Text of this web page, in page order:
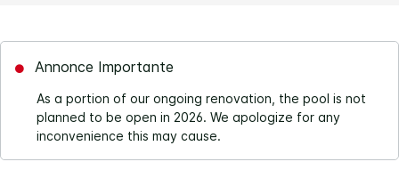
Annonce Importante
As a portion of our ongoing renovation, the pool is not
planned to be open in 2026. We apologize for any
inconvenience this may cause.